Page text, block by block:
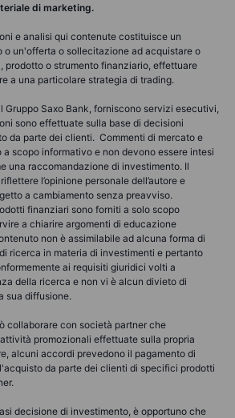
di marketing.
e analisi qui contenute costituisce un
o un'offerta o sollecitazione ad acquistare o
prodotto o strumento finanziario, effettuare
a una particolare strategia di trading.
Gruppo Saxo Bank, forniscono servizi esecutivi,
sono effettuate sulla base di decisioni
da parte dei clienti. Commenti di mercato e
scopo informativo e non devono essere intesi
una raccomandazione di investimento. Il
l’opinione personale dell’autore e
a cambiamento senza preavviso.
finanziari sono forniti a solo scopo
a chiarire argomenti di educazione
non è assimilabile ad alcuna forma di
ricerca in materia di investimenti e pertanto
ai requisiti giuridici volti a
della ricerca e non vi è alcun divieto di
sua diffusione.
collaborare con società partner che
promozionali effettuate sulla propria
alcuni accordi prevedono il pagamento di
da parte dei clienti di specifici prodotti
decisione di investimento, è opportuno che